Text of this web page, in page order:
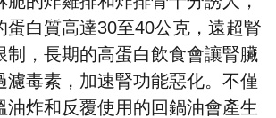
蛋白質高達30至40公克，遠超腎
制，長期的高蛋白飲食會讓腎臟
濾毒素，加速腎功能惡化。不僅
油炸和反覆使用的回鍋油會產生